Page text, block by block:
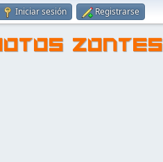
Iniciar sesión Registrarse
ZONTES